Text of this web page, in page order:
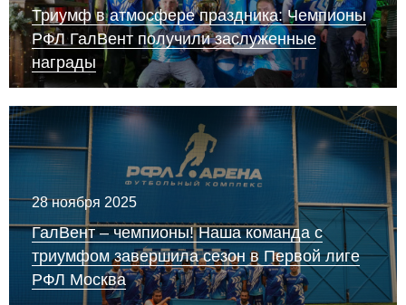
Триумф в атмосфере праздника: Чемпионы
РФЛ ГалВент получили заслуженные
награды
28 ноября 2025
ГалВент – чемпионы! Наша команда с
триумфом завершила сезон в Первой лиге
РФЛ Москва